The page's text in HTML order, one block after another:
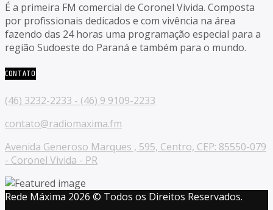
É a primeira FM comercial de Coronel Vivida. Composta
por profissionais dedicados e com vivência na área
fazendo das 24 horas uma programação especial para a
região Sudoeste do Paraná e também para o mundo.
CONTATO
(46) 3232-2233 - (46) 9 9109-2233
contato@radiomaxima.fm
Avenida Generoso Marques , 595, Centro, CEP: 85550-079
- Coronel Vivida - PR
Rede Máxima 2026 © Todos os Direitos Reservados.